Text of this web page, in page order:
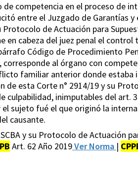
competencia en el proceso de
entre el Juzgado de Garantías
Protocolo de Actuación para
en cabeza del juez penal el
Código de Procedimiento
corresponde al órgano con
familiar anterior donde
de esta Corte n° 2914/19 y su
culpabilidad, inimputables del art.
sujeto fué el que originó la
causante.
SCBA y su Protocolo de Actuación
Art. 62 Año 2019Ver Norma |